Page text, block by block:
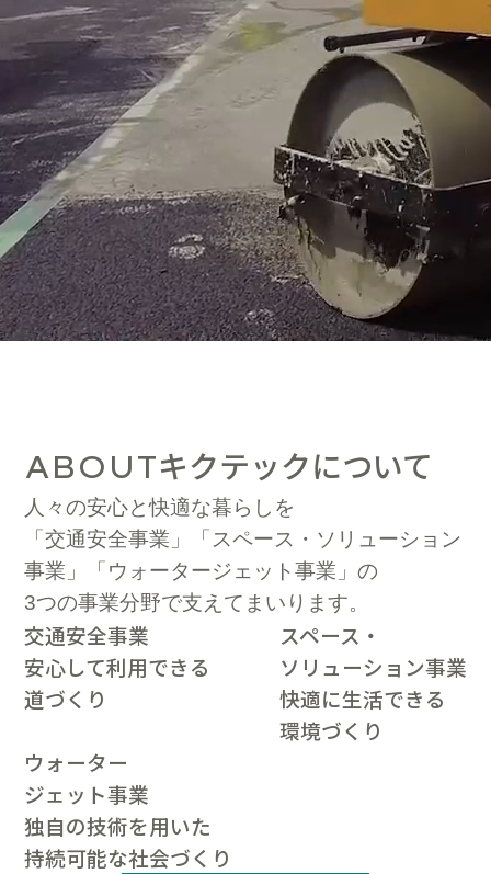
ABOUTキクテックについて
人々の安心と快適な暮らしを
「交通安全事業」「スペース・ソリューション
事業」「ウォータージェット事業」の
3つの事業分野で支えてまいります。
交通安全事業
安心して利用できる
道づくり
スペース・
ソリューション事業
快適に生活できる
環境づくり
ウォーター
ジェット事業
独自の技術を用いた
持続可能な社会づくり